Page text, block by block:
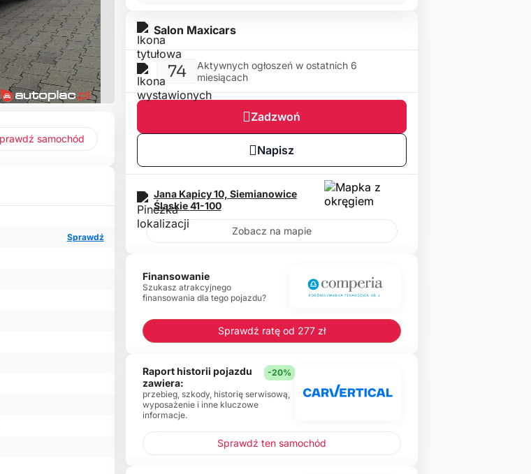
Sprawdź samochód
Sprawdź
Salon Maxicars
74
Aktywnych ogłoszeń w ostatnich 6
miesiącach
Zadzwoń
Napisz
Jana Kapicy 10, Siemianowice
Śląskie41-100
Zobacz na mapie
Finansowanie
Szukasz atrakcyjnego
finansowania dla tego pojazdu?
Sprawdź ratę od 277 zł
Raport historii pojazdu
zawiera:
-20%
przebieg, szkody, historię serwisową,
wyposażenie i inne kluczowe
informacje.
Sprawdź ten samochód